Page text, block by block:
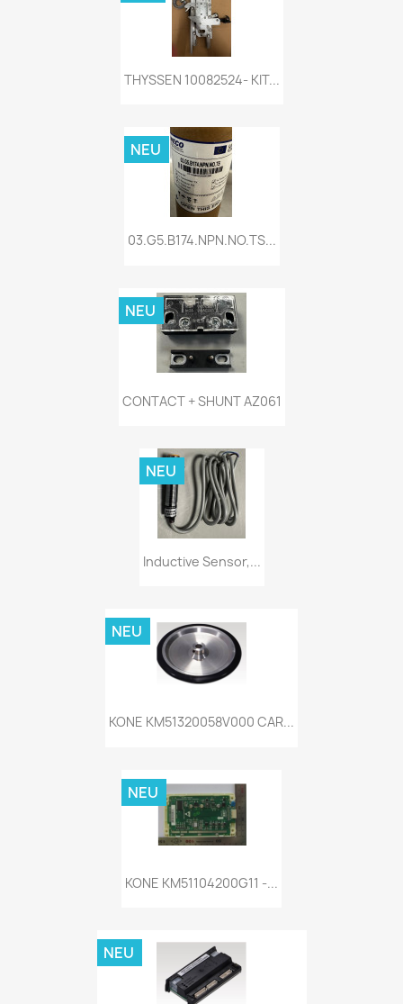
THYSSEN 10082524- KIT...
03.G5.B174.NPN.NO.TS...
NEU
CONTACT + SHUNT AZ061
NEU
Inductive Sensor,...
NEU
KONE KM51320058V000 CAR...
NEU
KONE KM51104200G11 -...
NEU
NEU